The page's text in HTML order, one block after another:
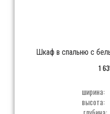
Шкаф в спальню с
1
ширина:
высота: